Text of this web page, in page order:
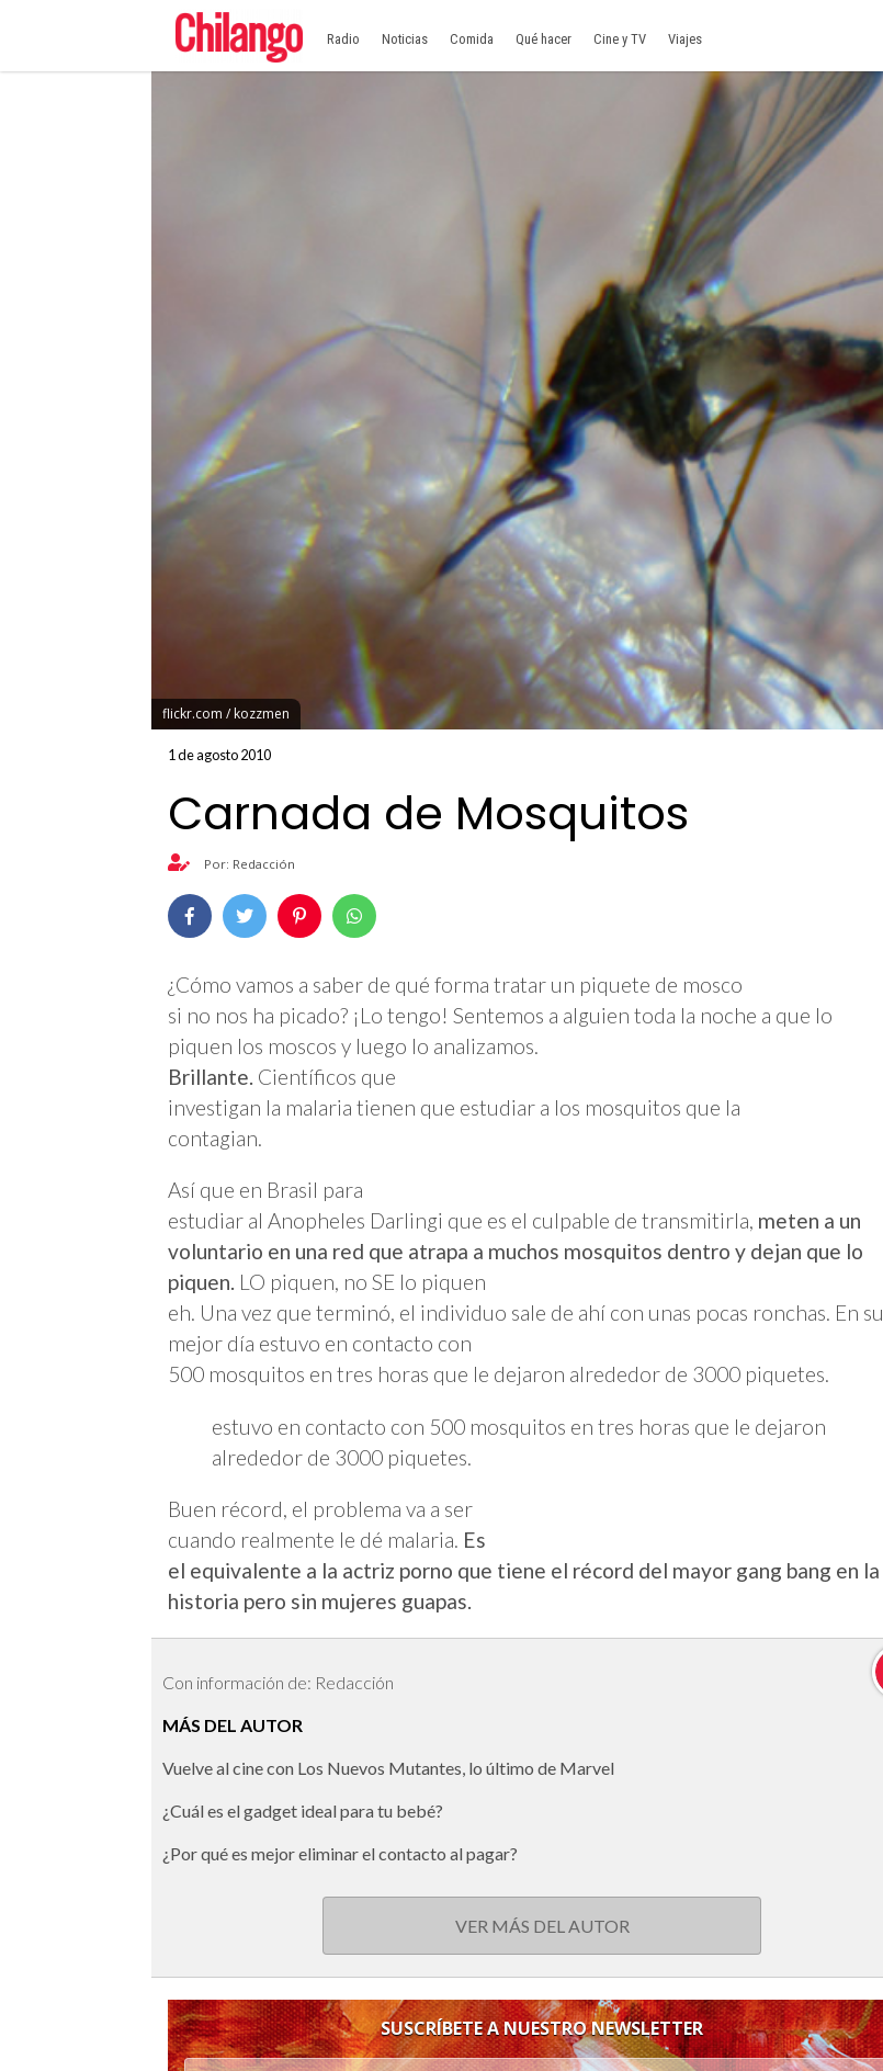
Radio Noticias Comida Qué hacer Cine y TV Viajes
flickr.com / kozzmen
1 de agosto 2010
Carnada de Mosquitos
Por: Redacción
¿Cómo vamos a saber de qué forma tratar un piquete de mosco
si no nos ha picado? ¡Lo tengo! Sentemos a alguien toda la noche a que lo
piquen los moscos y luego lo analizamos.
Brillante. Científicos que
investigan la malaria tienen que estudiar a los mosquitos que la
contagian.
Así que en Brasil para
estudiar al Anopheles Darlingi que es el culpable de transmitirla, meten a un
voluntario en una red que atrapa a muchos mosquitos dentro y dejan que lo
piquen. LO piquen, no SE lo piquen
eh. Una vez que terminó, el individuo sale de ahí con unas pocas ronchas. En su
mejor día estuvo en contacto con
500 mosquitos en tres horas que le dejaron alrededor de 3000 piquetes.
estuvo en contacto con 500 mosquitos en tres horas que le dejaron
alrededor de 3000 piquetes.
Buen récord, el problema va a ser
cuando realmente le dé malaria. Es
el equivalente a la actriz porno que tiene el récord del mayor gang bang en la
historia pero sin mujeres guapas.
Con información de: Redacción
MÁS DEL AUTOR
Vuelve al cine con Los Nuevos Mutantes, lo último de Marvel
¿Cuál es el gadget ideal para tu bebé?
¿Por qué es mejor eliminar el contacto al pagar?
VER MÁS DEL AUTOR
SUSCRÍBETE A NUESTRO NEWSLETTER